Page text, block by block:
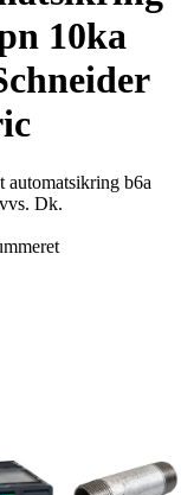
10ka
automatsikring b6a
Dk.